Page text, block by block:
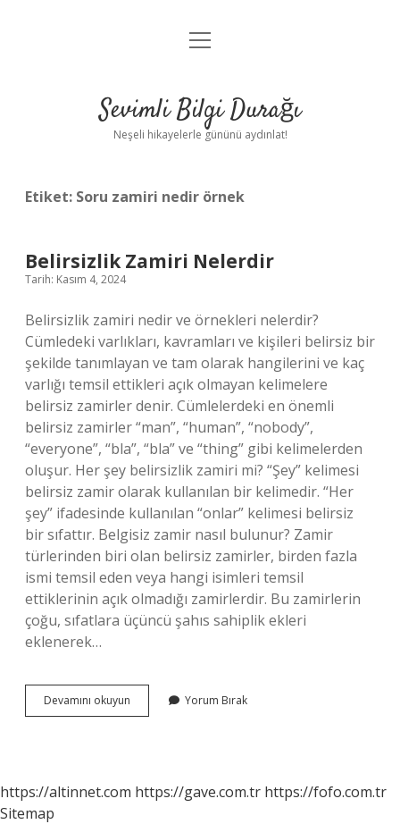
Anasayfa
Yasal Uyarı
menüyü
Sevimli Bilgi Durağı
Neşeli hikayelerle gününü aydınlat!
Etiket: Soru zamiri nedir örnek
Belirsizlik Zamiri Nelerdir
Tarih: Kasım 4, 2024
Belirsizlik zamiri nedir ve örnekleri nelerdir?
Cümledeki varlıkları, kavramları ve kişileri belirsiz bir
şekilde tanımlayan ve tam olarak hangilerini ve kaç
varlığı temsil ettikleri açık olmayan kelimelere
belirsiz zamirler denir. Cümlelerdeki en önemli
belirsiz zamirler “man”, “human”, “nobody”,
“everyone”, “bla”, “bla” ve “thing” gibi kelimelerden
oluşur. Her şey belirsizlik zamiri mi? “Şey” kelimesi
belirsiz zamir olarak kullanılan bir kelimedir. “Her
şey” ifadesinde kullanılan “onlar” kelimesi belirsiz
bir sıfattır. Belgisiz zamir nasıl bulunur? Zamir
türlerinden biri olan belirsiz zamirler, birden fazla
ismi temsil eden veya hangi isimleri temsil
ettiklerinin açık olmadığı zamirlerdir. Bu zamirlerin
çoğu, sıfatlara üçüncü şahıs sahiplik ekleri
eklenerek…
Devamını okuyun Belirsizlik
Zamiri
Yorum Bırak
https://altinnet.com https://gave.com.tr https://fofo.com.tr
Sitemap